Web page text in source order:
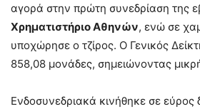
αγορά στην πρώτη συνεδρίαση της
Χρηματιστήριο Αθηνών, ενώ σε
υποχώρησε ο τζίρος. O Γενικός
858,08 μονάδες, σημειώνοντας
Ενδοσυνεδριακά κινήθηκε σε εύρος